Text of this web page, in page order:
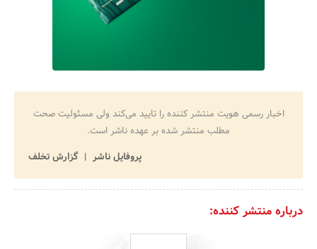
اخبار رسمی هویت منتشر کننده را تایید می‌کند ولی مسئولیت صحت
مطلب منتشر شده بر عهده ناشر است.
پروفایل ناشر
گزارش تخلف
درباره منتشر کننده: